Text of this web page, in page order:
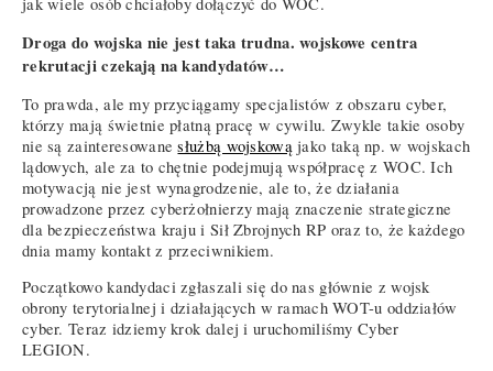
jak wiele osób chciałoby dołączyć do WOC.
Droga do wojska nie jest taka trudna. wojskowe centra
rekrutacji czekają na kandydatów…
To prawda, ale my przyciągamy specjalistów z obszaru cyber,
którzy mają świetnie płatną pracę w cywilu. Zwykle takie osoby
nie są zainteresowanesłużbą wojskową jako taką np. w wojskach
lądowych, ale za to chętnie podejmują współpracę z WOC. Ich
motywacją nie jest wynagrodzenie, ale to, że działania
prowadzone przez cyberżołnierzy mają znaczenie strategiczne
dla bezpieczeństwa kraju i Sił Zbrojnych RP oraz to, że każdego
dnia mamy kontakt z przeciwnikiem.
Początkowo kandydaci zgłaszali się do nas głównie z wojsk
obrony terytorialnej i działających w ramach WOT-u oddziałów
cyber. Teraz idziemy krok dalej i uruchomiliśmy Cyber
LEGION.